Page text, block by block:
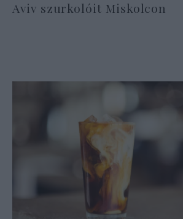
Aviv szurkolóit Miskolcon